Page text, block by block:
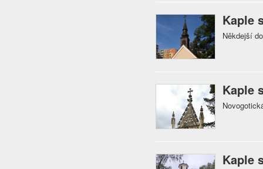
Kaple
Někdejší
Kaple
Kaple